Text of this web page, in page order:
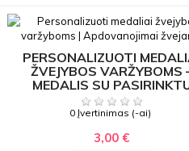
PERSONALIZUOTI
ŽVEJYBOS VARŽYBOMS
MEDALIS SU
TEKSTU
0 Įvertinimas (-ai)
3,00 €